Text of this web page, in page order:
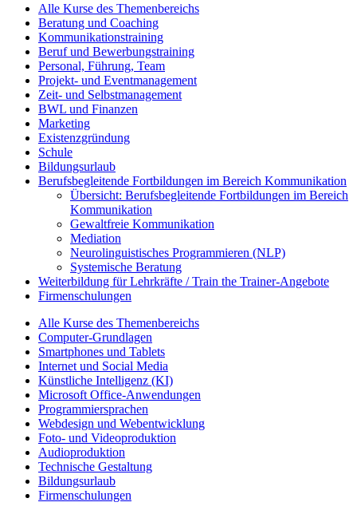
Alle Kurse des Themenbereichs
Beratung und Coaching
Kommunikationstraining
Beruf und Bewerbungstraining
Personal, Führung, Team
Projekt- und Eventmanagement
Zeit- und Selbstmanagement
BWL und Finanzen
Marketing
Existenzgründung
Schule
Bildungsurlaub
Berufsbegleitende Fortbildungen im Bereich Kommunikation
Übersicht: Berufsbegleitende Fortbildungen im Bereich
Kommunikation
Gewaltfreie Kommunikation
Mediation
Neurolinguistisches Programmieren (NLP)
Systemische Beratung
Weiterbildung für Lehrkräfte / Train the Trainer-Angebote
Firmenschulungen
Alle Kurse des Themenbereichs
Computer-Grundlagen
Smartphones und Tablets
Internet und Social Media
Künstliche Intelligenz (KI)
Microsoft Office-Anwendungen
Programmiersprachen
Webdesign und Webentwicklung
Foto- und Videoproduktion
Audioproduktion
Technische Gestaltung
Bildungsurlaub
Firmenschulungen